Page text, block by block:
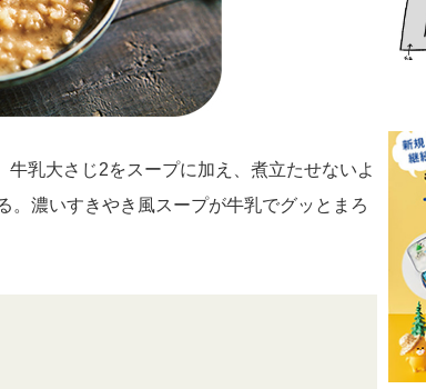
乳大さじ2をスープに加え、煮立たせないよ
。濃いすきやき風スープが牛乳でグッとまろ